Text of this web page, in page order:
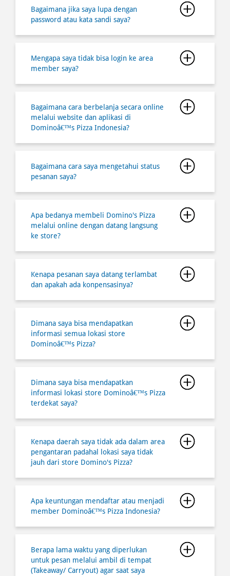
member saya?
melalui website dan aplikasi di
Dominoâ€™s Pizza Indonesia?
Bagaimana cara saya mengetahui status
pesanan saya?
melalui online dengan datang langsung
ke store?
Kenapa pesanan saya datang terlambat
dan apakah ada konpensasinya?
informasi semua lokasi store
Dominoâ€™s Pizza?
Dimana saya bisa mendapatkan
informasi lokasi store Dominoâ€™s Pizza
terdekat saya?
Kenapa daerah saya tidak ada dalam area
pengantaran padahal lokasi saya tidak
jauh dari store Domino's Pizza?
Apa keuntungan mendaftar atau menjadi
member Dominoâ€™s Pizza Indonesia?
untuk pesan melalui ambil di tempat
(Takeaway/ Carryout) agar saat saya
Saat saya melakukan pesanan, kenapa
muncul pesan error seperti â€œtechnical